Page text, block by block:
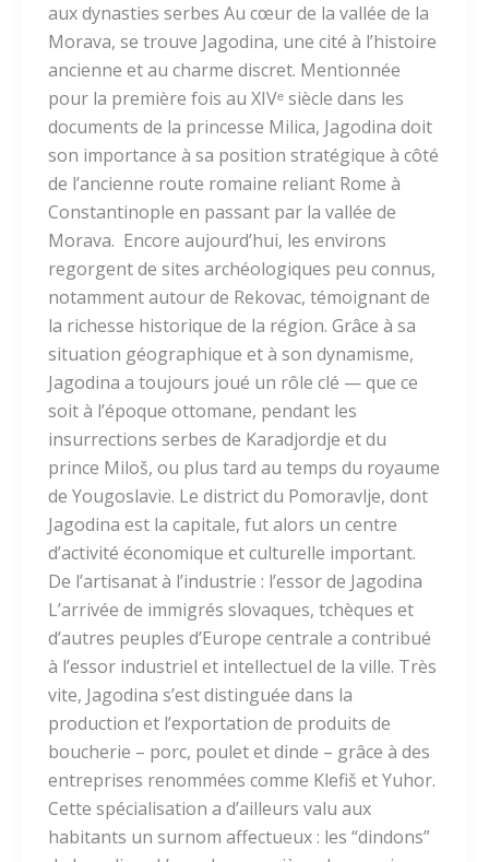
aux dynasties serbes Au cœur de la vallée de la
Morava, se trouve Jagodina, une cité à l’histoire
ancienne et au charme discret. Mentionnée
pour la première fois au XIVᵉ siècle dans les
documents de la princesse Milica, Jagodina doit
son importance à sa position stratégique à côté
de l’ancienne route romaine reliant Rome à
Constantinople en passant par la vallée de
Morava. Encore aujourd’hui, les environs
regorgent de sites archéologiques peu connus,
notamment autour de Rekovac, témoignant de
la richesse historique de la région. Grâce à sa
situation géographique et à son dynamisme,
Jagodina a toujours joué un rôle clé — que ce
soit à l’époque ottomane, pendant les
insurrections serbes de Karadjordje et du
prince Miloš, ou plus tard au temps du royaume
de Yougoslavie. Le district du Pomoravlje, dont
Jagodina est la capitale, fut alors un centre
d’activité économique et culturelle important.
De l’artisanat à l’industrie : l’essor de Jagodina
L’arrivée de immigrés slovaques, tchèques et
d’autres peuples d’Europe centrale a contribué
à l’essor industriel et intellectuel de la ville. Très
vite, Jagodina s’est distinguée dans la
production et l’exportation de produits de
boucherie – porc, poulet et dinde – grâce à des
entreprises renommées comme Klefiš et Yuhor.
Cette spécialisation a d’ailleurs valu aux
habitants un surnom affectueux : les “dindons”